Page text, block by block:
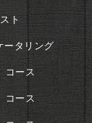
ト
ータリング
コース
コース